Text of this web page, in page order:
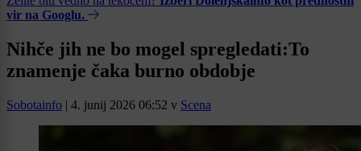
vir na Googlu.
Nihče jih ne bo mogel spregledati:To
znamenje čaka burno obdobje
Sobotainfo | 4. junij 2026 06:52 v Scena